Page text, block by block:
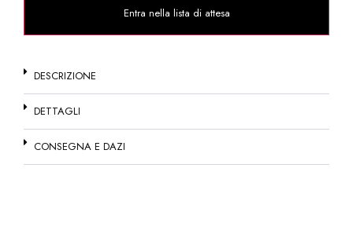
d'attesa
Entra nella lista di attesa
DESCRIZIONE
DETTAGLI
CONSEGNA E DAZI